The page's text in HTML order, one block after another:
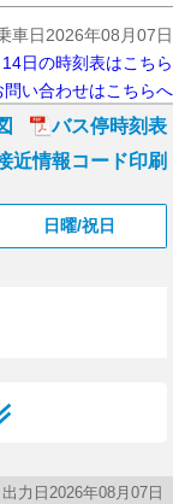
車日2026年08月07日
日の時刻表はこちら
問い合わせはこちらへ
バス停時刻表
近情報コード印刷
日曜/祝日
出力日2026年08月07日